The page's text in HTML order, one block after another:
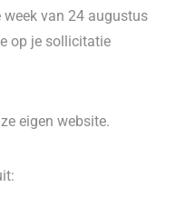
van 24 augustus
op je sollicitatie
eigen website.